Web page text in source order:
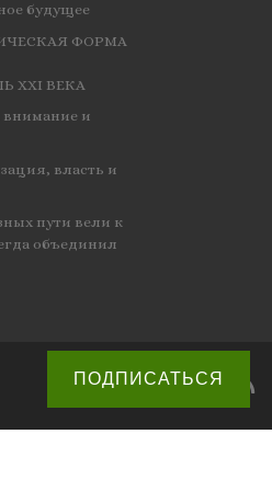
будущее
ФОРМА
XXI ВЕКА
и
власть и
пути вели к
объединил
ПОДПИСАТЬСЯ